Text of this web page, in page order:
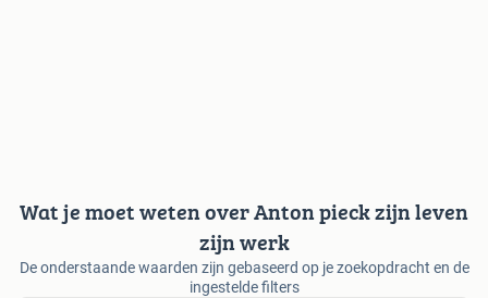
Wat je moet weten over Anton pieck zijn leven
zijn werk
De onderstaande waarden zijn gebaseerd op je zoekopdracht en de
ingestelde filters